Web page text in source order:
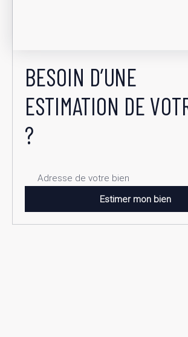
BESOIN D’UNE
ESTIMATION DE
?
Adresse de votre bien
Estimer mon bien